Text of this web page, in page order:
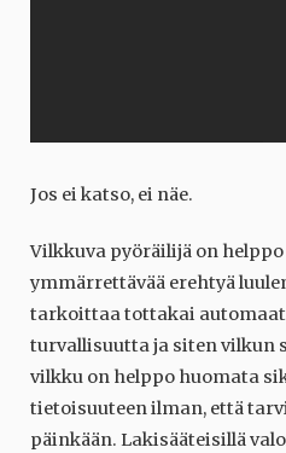
Jos ei katso, ei näe.
Vilkkuva pyöräilijä on
ymmärrettävää erehtyä
tarkoittaa tottakai
turvallisuutta ja siten vilkun
vilkku on helppo huomata
tietoisuuteen ilman, että
päinkään. Lakisääteisillä